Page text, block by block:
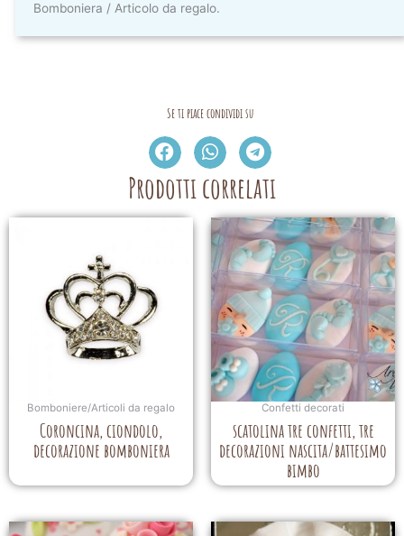
Bomboniera / Articolo da regalo.
Se ti piace condividi su
Prodotti correlati
Bomboniere/Articoli da regalo
Coroncina, ciondolo,
decorazione bomboniera
Confetti decorati
scatolina tre confetti, tre
decorazioni nascita/battesimo
bimbo